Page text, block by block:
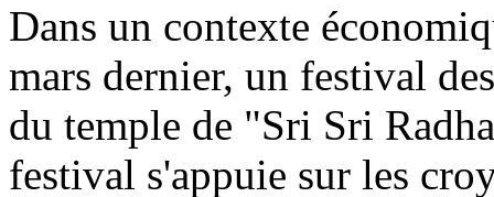
Dans un contexte
mars dernier, un festival
du temple de "Sri Sri
festival s'appuie sur les